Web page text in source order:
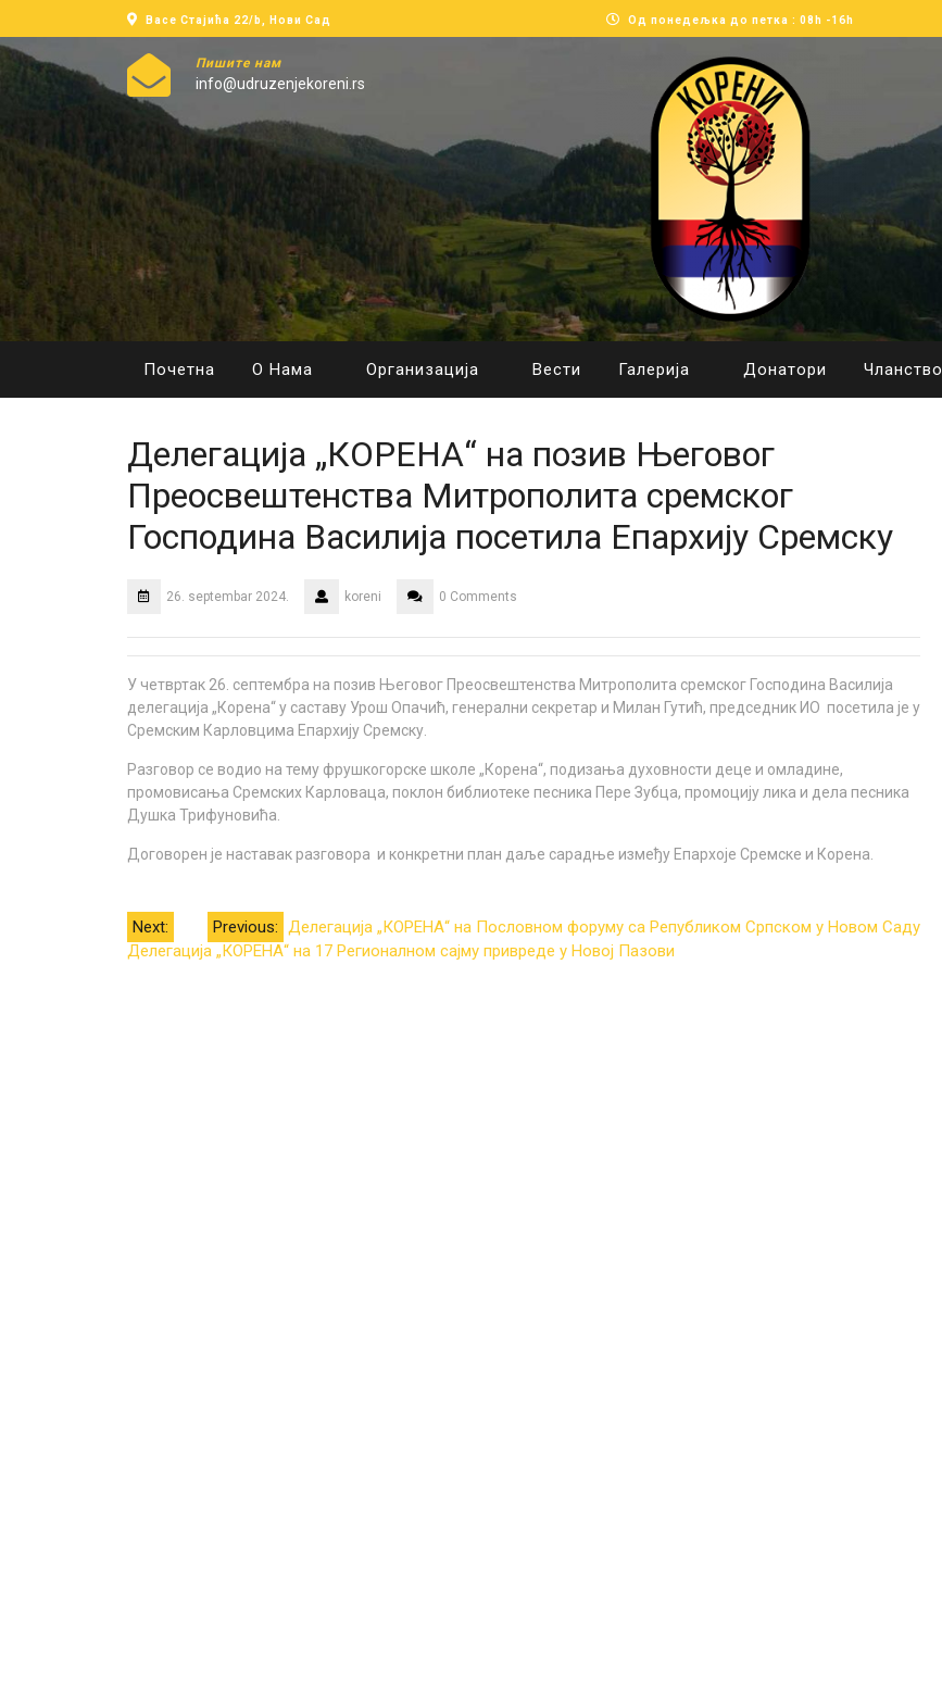
Васе Стајића 22/b, Нови Сад Од понедељка до петка : 08h -16h
Пишите нам
info@udruzenjekoreni.rs
Почетна О Нама Организација Вести Галерија Донатори Чланство
Делегација „КОРЕНА“ на позив Његовог
Преосвештенства Митрополита сремског
Господина Василија посетила Епархију Сремску
26. septembar 2024. koreni 0 Comments
У четвртак 26. септембра на позив Његовог Преосвештенства Митрополита сремског Господина Василија
делегација „Корена“ у саставу Урош Опачић, генерални секретар и Милан Гутић, председник ИО посетила је у
Сремским Карловцима Епархију Сремску.
Разговор се водио на тему фрушкогорске школе „Корена“, подизања духовности деце и омладине,
промовисања Сремских Карловаца, поклон библиотеке песника Пере Зубца, промоцију лика и дела песника
Душка Трифуновића.
Договорен је наставак разговора и конкретни план даље сарадње између Епархоје Сремске и Корена.
Kretanje
Previous: Делегација „КОРЕНА“ на Пословном форуму са Републиком Српском у Новом Саду
Next:
Делегација „КОРЕНА“ на 17 Регионалном сајму привреде у Новој Пазови